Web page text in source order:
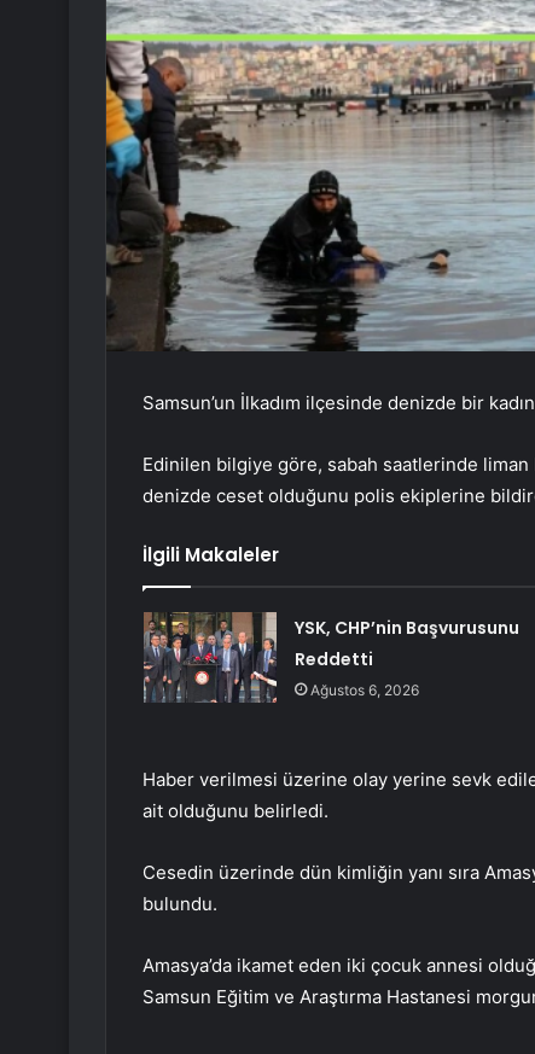
Samsun’un İlkadım ilçesinde denizde bir
Edinilen bilgiye göre, sabah saatlerinde
denizde ceset olduğunu polis ekiplerine
İlgili Makaleler
YSK, CHP’nin Başvurusunu
Reddetti
Ağustos 6, 2026
Haber verilmesi üzerine olay yerine sevk
ait olduğunu belirledi.
Cesedin üzerinde dün kimliğin yanı sıra
bulundu.
Amasya’da ikamet eden iki çocuk annesi
Samsun Eğitim ve Araştırma Hastanesi